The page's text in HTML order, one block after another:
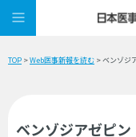
TOP >Web医事新報を読む > ベンゾジ
ベンゾジアゼピ